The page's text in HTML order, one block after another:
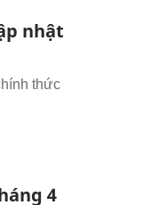
nhật
thức
4